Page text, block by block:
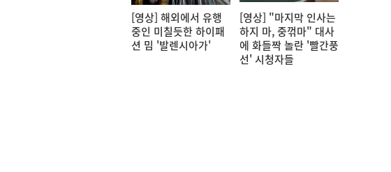
[영상] 해외에서 유행
중인 미칠듯한 하이패
션 밈 '발렌시아가'
[영상] "마지막 인사는
하지 마, 중꺾마" 대사
에 화들짝 놀란 '빨간풍
선' 시청자들